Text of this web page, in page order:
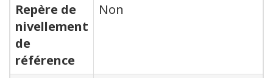
Repère de
nivellement
de
référence
Non